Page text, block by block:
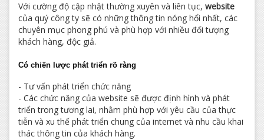
Với cường độ cập nhật thường xuyên và liên tục, website
của quý công ty sẽ có những thông tin nóng hổi nhất, các
chuyên mục phong phú và phù hợp với nhiều đối tượng
khách hàng, độc giả.
Có chiến lược phát triển rõ ràng
- Tư vấn phát triển chức năng
- Các chức năng của website sẽ được định hình và phát
triển trong tương lai, nhằm phù hợp với yêu cầu của thực
tiễn và xu thế phát triển chung của internet và nhu cầu khai
thác thông tin của khách hàng.